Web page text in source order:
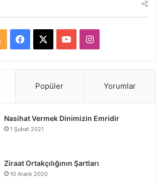
S
a
b
o
o
u
e
I
n
a
r
Popüler Yorumlar
Nasihat Vermek Dinimizin Emridir
1 Şubat 2021
Ziraat Ortakçılığının Şartları
10 Aralık 2020